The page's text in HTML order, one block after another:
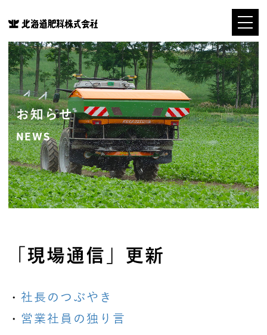
お知らせ
NEWS
「現場通信」更新
・ 社長のつぶやき
・ 営業社員の独り言